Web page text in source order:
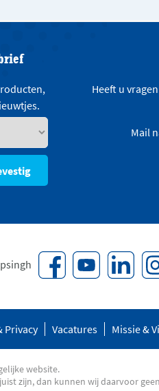
Heeft u
Mail
Privacy Vacatures Missie &
website.
zijn, dan kunnen wij daarvoor